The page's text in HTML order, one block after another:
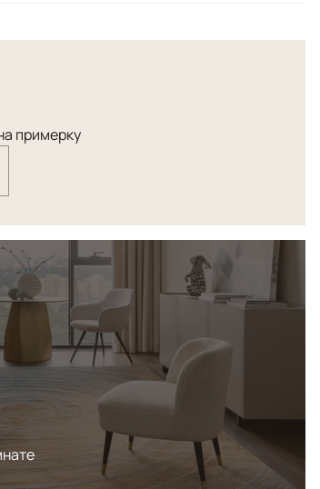
движением, что есть гармония жизни.
полю, делают этот спокойный по
примерку